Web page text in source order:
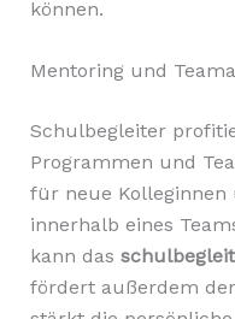
können.
Mentoring und
Schulbegleiter
Programmen und
für neue Kolleginnen
innerhalb eines
kann das
fördert außerdem